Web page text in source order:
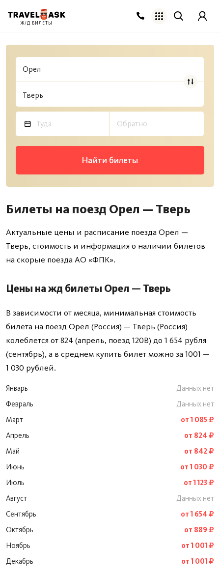
Найти билеты
Билеты на поезд Орел — Тверь
Актуальные цены и расписание поезда Орел —
Тверь, стоимость и информация о наличии билетов
на скорые поезда АО «ФПК».
Цены на жд билеты Орел — Тверь
В зависимости от месяца, минимальная стоимость
билета на поезд Орел (Россия) — Тверь (Россия)
колеблется от 824 (апрель, поезд 120В) до 1 654 рубля
(сентябрь), а в среднем купить билет можно за 1001 —
1 030 рублей.
Январь
Данных нет
Февраль
Данных нет
Март
от 1 085 ₽
Апрель
от 824 ₽
Май
от 842 ₽
Июнь
от 1 030 ₽
Июль
от 1 123 ₽
Август
Данных нет
Сентябрь
от 1 654 ₽
Октябрь
от 889 ₽
Ноябрь
от 1 001 ₽
Декабрь
от 1 001 ₽
Ж/Д БИЛЕТЫ